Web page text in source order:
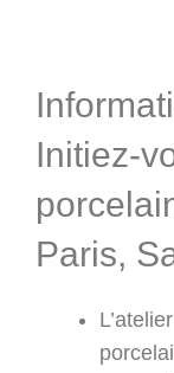
Initiez-
Paris,